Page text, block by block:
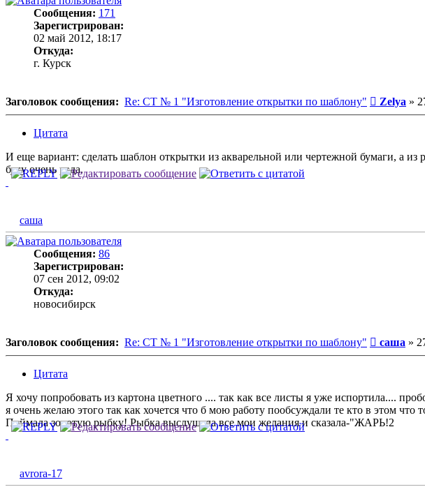
Сообщения: 171
Зарегистрирован:
02 май 2012, 18:17
Откуда:
г. Курск
Заголовок сообщения: Re: СТ № 1 "Изготовление открытки по шаблону" Zelya »
Цитата
И еще вариант: сделать шаблон открытки из акварельной или чертежной бумаги, а
буду очень рада.
саша
Сообщения: 86
Зарегистрирован:
07 сен 2012, 09:02
Откуда:
новосибирск
Заголовок сообщения: Re: СТ № 1 "Изготовление открытки по шаблону" саша »
Цитата
Я хочу попробовать из картона цветного .... так как все листы я уже испортила....
я очень желаю этого так как хочется что б мою работу пообсуждали те кто в этом что
Поймала золотую рыбку! Рыбка выслушала все мои желания и сказала-"ЖАРЬ!2
avrora-17